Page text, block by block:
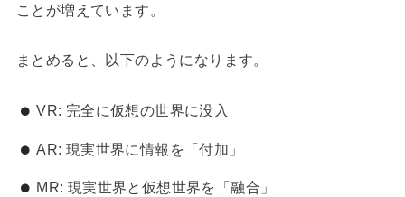
ことが増えています。
まとめると、以下のようになります。
VR: 完全に仮想の世界に没入
AR: 現実世界に情報を「付加」
MR: 現実世界と仮想世界を「融合」